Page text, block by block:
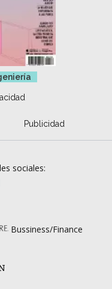
Publicidad
sociales:
Bussiness/Finance